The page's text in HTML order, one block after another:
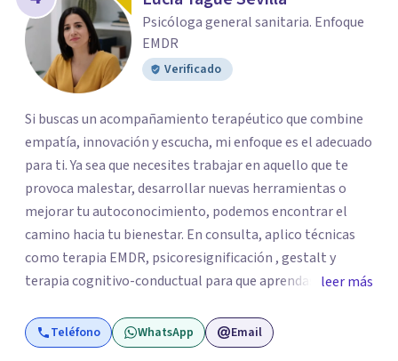
Psicóloga general sanitaria. Enfoque
EMDR
Verificado
Si buscas un acompañamiento terapéutico que combine
empatía, innovación y escucha, mi enfoque es el adecuado
para ti. Ya sea que necesites trabajar en aquello que te
provoca malestar, desarrollar nuevas herramientas o
mejorar tu autoconocimiento, podemos encontrar el
camino hacia tu bienestar. En consulta, aplico técnicas
como terapia EMDR, psicoresignificación , gestalt y
terapia cognitivo-conductual para que aprendas a
emocional. Algunos de los problemas con los que trabajo
son ansiedad, depresión , acompañamiento en duelo,
leer más
Teléfono WhatsApp Email